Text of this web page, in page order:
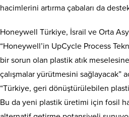
hacimlerini artırma çabaları da
Honeywell Türkiye, İsrail ve Orta
“Honeywell’in UpCycle Process
bir sorun olan plastik atık
çalışmalar yürütmesini sağlayacak”
“Türkiye, geri dönüştürülebilen
Bu da yeni plastik üretimi için fosil